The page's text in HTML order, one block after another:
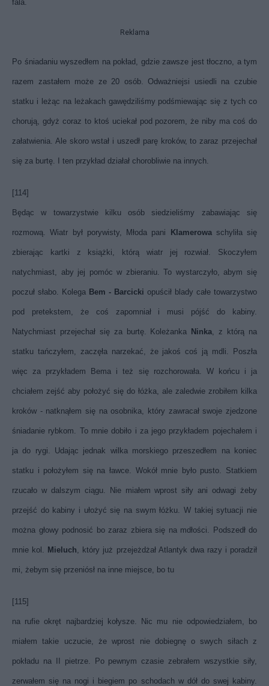
fala.
Reklama
Po śniadaniu wyszedłem na pokład, gdzie zawsze jest tłoczno, a tym
razem zastałem może ze 20 osób. Odważniejsi usiedli na czubie
statku i leżąc na leżakach gawędziliśmy podśmiewając się z tych co
chorują, gdyż coraz to ktoś uciekał pod pozorem, że niby ma coś do
załatwienia. Ale skoro wstał i uszedł parę kroków, to zaraz przejechał
się za burtę. I ten przykład działał chorobliwie na innych.
[114]
Będąc w towarzystwie kilku osób siedzieliśmy zabawiając się
rozmową. Wiatr był porywisty, Młoda pani Klamerowaschyliła się
zbierając kartki z książki, którą wiatr jej rozwiał. Skoczyłem
natychmiast, aby jej pomóc w zbieraniu. To wystarczyło, abym się
poczuł słabo. Kolega Bem - Barcicki opuścił blady całe towarzystwo
pod pretekstem, że coś zapomniał i musi pójść do kabiny.
Natychmiast przejechał się za burtę. Koleżanka Ninka, z którą na
statku tańczyłem, zaczęła narzekać, że jakoś coś ją mdli. Poszła
więc za przykładem Bema i też się rozchorowała. W końcu i ja
chciałem zejść aby położyć się do łóżka, ale zaledwie zrobiłem kilka
kroków - natknąłem się na osobnika, który zawracał swoje zjedzone
śniadanie rybkom. To mnie dobiło i za jego przykładem pojechałem i
ja do rygi. Udając jednak wilka morskiego przeszedłem na koniec
statku i położyłem się na ławce. Wokół mnie było pusto. Statkiem
rzucało w dalszym ciągu. Nie miałem wprost siły ani odwagi żeby
przejść do kabiny i ułożyć się na swym łóżku. W takiej sytuacji nie
można głowy podnosić bo zaraz zbiera się na mdłości. Podszedł do
mnie kol. Mieluch, który już przejeżdżał Atlantyk dwa razy i poradził
mi, żebym się przeniósł na inne miejsce, bo tu
[115]
na rufie okręt najbardziej kołysze. Nic mu nie odpowiedziałem, bo
miałem takie uczucie, że wprost nie dobiegnę o swych siłach z
pokładu na II pietrze. Po pewnym czasie zebrałem wszystkie siły,
zerwałem się na nogi i biegiem po schodach w dół do swej kabiny.